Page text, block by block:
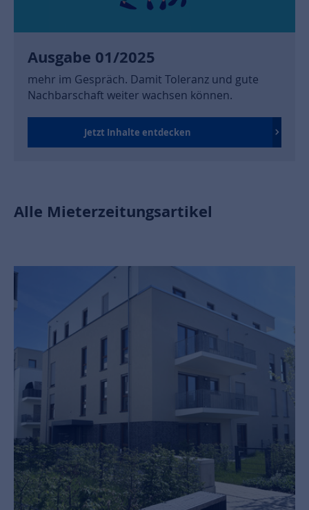
Ausgabe 01/2025
mehr im Gespräch. Damit Toleranz und gute
Nachbarschaft weiter wachsen können.
Jetzt Inhalte entdecken
Alle Mieterzeitungsartikel